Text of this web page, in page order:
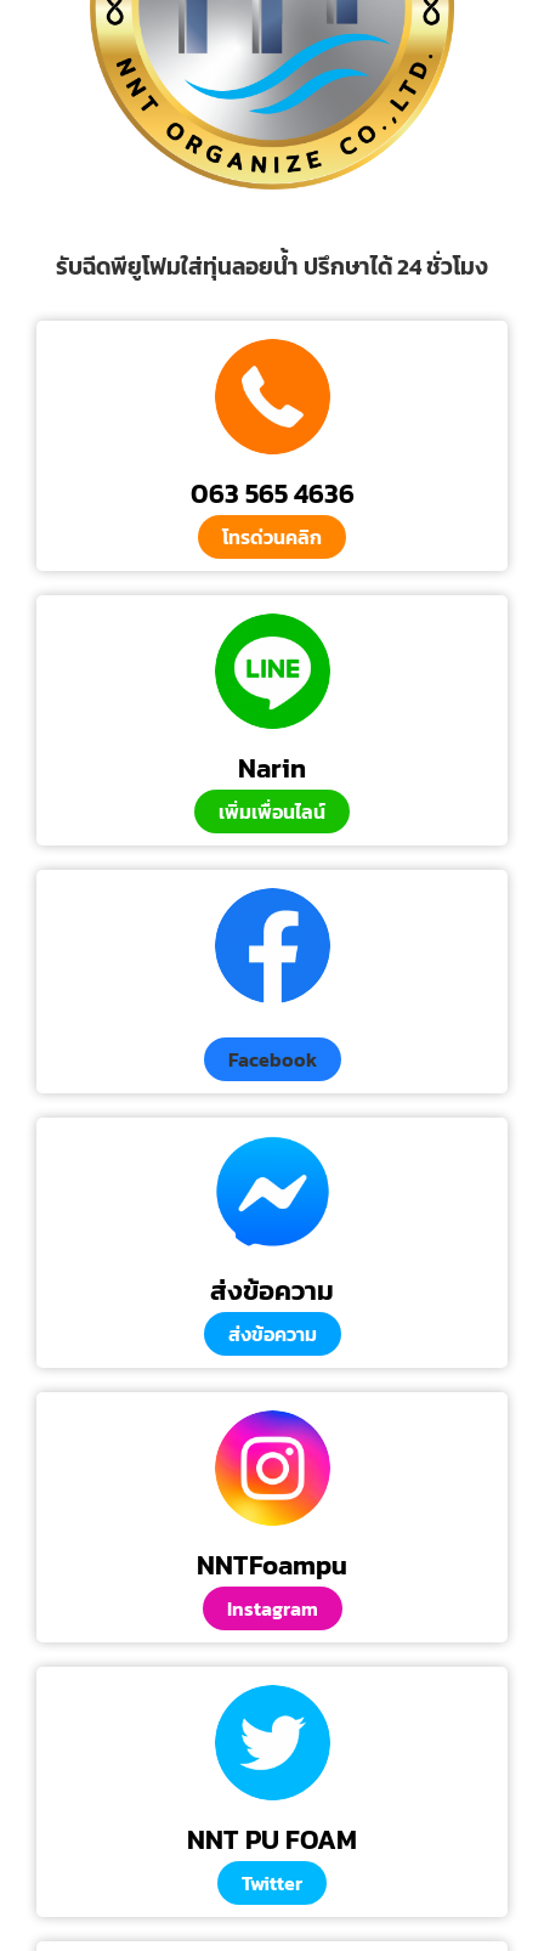
รับฉีดพียูโฟมใส่ทุ่นลอยน้ำ ปรึกษาได้ 24 ชั่วโมง
063 565 4636
โทรด่วนคลิก
Narin
เพิ่มเพื่อนไลน์
Facebook
ส่งข้อความ
ส่งข้อความ
NNTFoampu
Instagram
NNT PU FOAM
Twitter